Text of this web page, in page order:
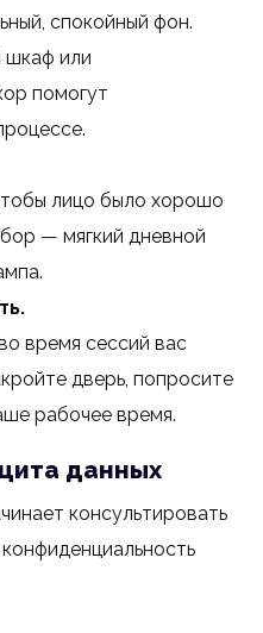
спокойный фон.
шкаф или
помогут
лицо было хорошо
— мягкий дневной
время сессий вас
дверь, попросите
рабочее время.
данных
консультировать